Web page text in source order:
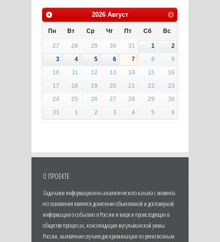
2026 Август
Пн Вт Ср Чт Пт Сб Вс
27 28 29 30 31 1
2
3
4 5 6 7 8
9
10
11 12 13 14 15
16
17
18 19 20 21 22
23
24
25 26 27 28 29
30
31
1 2 3 4 5 6
О ПРОЕКТЕ
Задачами информационно-аналитического канала с момента
его появления является донесение объективной и достоверной
информации о событиях в России и мире и происходящих в
обществе процессах, консолидация мусульманской уммы
России, выявление случаев дискриминации по религиозным